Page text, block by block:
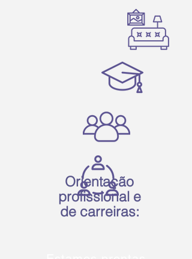
Orientação
profissional e
de carreiras: